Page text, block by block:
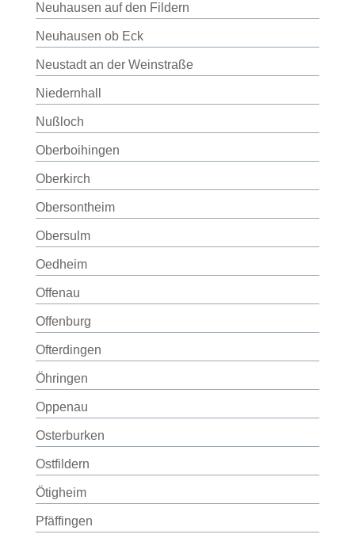
Neuhausen auf den Fildern
Neuhausen ob Eck
Neustadt an der Weinstraße
Niedernhall
Nußloch
Oberboihingen
Oberkirch
Obersontheim
Obersulm
Oedheim
Offenau
Offenburg
Ofterdingen
Öhringen
Oppenau
Osterburken
Ostfildern
Ötigheim
Pfäffingen